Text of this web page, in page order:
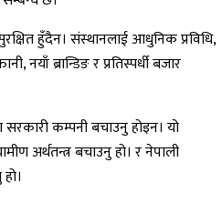
हुँदैन। संस्थानलाई आधुनिक प्रविधि,
नयाँ ब्रान्डिङ र प्रतिस्पर्धी बजार
कम्पनी बचाउनु होइन। यो
अर्थतन्त्र बचाउनु हो। र नेपाली